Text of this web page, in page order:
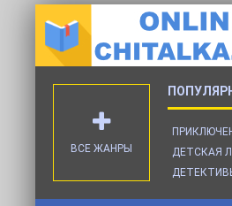
ДЕТСКАЯ
ВСЕ ЖАНРЫ